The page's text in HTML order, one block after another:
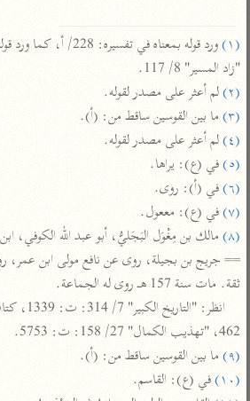
تفسير ابن الجوزي
تفسير الماوردي
منتقاة
تفسير ابن القيم
تفسير ابن تيمية
عامّة
تفسير السمعاني
تفسير مكّي
محاسن التأويل
للقاسمي
تفسير الثعالبي
تفسير الرازي
أخرى
أضواء البيان
لغة وبلاغة
التحرير والتنوير
المحرر الوجيز لابن
عطية
البحر المحيط لأبي
(١)
"زاد المسير" 8/ 117.
(٢)
لم أعثر على مصدر لقوله.
(٣)
ما بين القوسين ساقط من: (أ).
(٤)
لم أعثر على مصدر لقوله.
(٥)
في (ع): يراها.
(٦)
في (أ): روى.
(٧)
في (ع): مععول.
(٨)
ثقة. مات سنة 157 هـ روى له الجماعة.
462، "تهذيب الكمال" 27/ 158: ت: 5753.
(٩)
ما بين القوسين ساقط من: (أ).
(١٠)
في (ع): القاسم.